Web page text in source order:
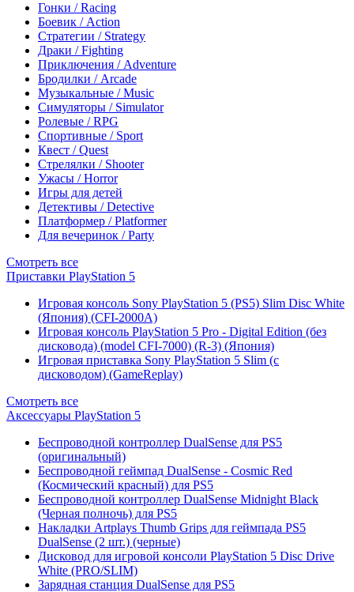
Гонки / Racing
Боевик / Action
Стратегии / Strategy
Драки / Fighting
Приключения / Adventure
Бродилки / Arcade
Музыкальные / Music
Симуляторы / Simulator
Ролевые / RPG
Спортивные / Sport
Квест / Quest
Стрелялки / Shooter
Ужасы / Horror
Игры для детей
Детективы / Detective
Платформер / Platformer
Для вечеринок / Party
Смотреть все
Приставки PlayStation 5
Игровая консоль Sony PlayStation 5 (PS5) Slim Disc White
(Япония) (CFI-2000A)
Игровая консоль PlayStation 5 Pro - Digital Edition (без
дисковода) (model CFI-7000) (R-3) (Япония)
Игровая приставка Sony PlayStation 5 Slim (с
дисководом) (GameReplay)
Смотреть все
Аксессуары PlayStation 5
Беспроводной контроллер DualSense для PS5
(оригинальный)
Беспроводной геймпад DualSense - Cosmic Red
(Космический красный) для PS5
Беспроводной контроллер DualSense Midnight Black
(Черная полночь) для PS5
Накладки Artplays Thumb Grips для геймпада PS5
DualSense (2 шт.) (черные)
Дисковод для игровой консоли PlayStation 5 Disc Drive
White (PRO/SLIM)
Зарядная станция DualSense для PS5